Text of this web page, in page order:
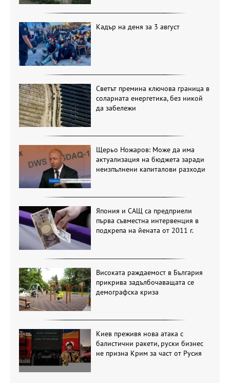
Кадър на деня за 3 август
Светът премина ключова граница в
соларната енергетика, без никой
да забележи
Щерьо Ножаров: Може да има
актуализация на бюджета заради
неизпълнени капиталови разходи
Япония и САЩ са предприели
първа съвместна интервенция в
подкрепа на йената от 2011 г.
Високата раждаемост в България
прикрива задълбочаващата се
демографска криза
Киев преживя нова атака с
балистични ракети, руски бизнес
не призна Крим за част от Русия